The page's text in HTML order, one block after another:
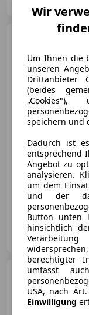
04/2022 57
Autohaus Pestuka
AT-2225 Zistersdorf
Wir
Um Ihnen die
unseren
Drittanbieter
(beides
„Cookies"),
speichern und
Dadurch ist
entsprechend
Angebot zu
analysieren.
um dem
und der
Button unten
hinsichtlich
berechtigter
umfasst
USA, nach
Einwilligung